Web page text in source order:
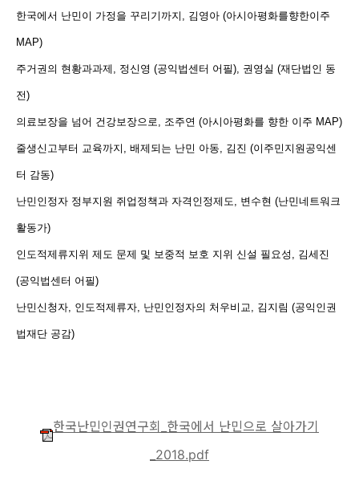
한국에서 난민이 가정을 꾸리기까지, 김영아 (아시아평화를향한이주
MAP)
주거권의 현황과과제, 정신영 (공익법센터 어필), 권영실 (재단법인 동
전)
의료보장을 넘어 건강보장으로, 조주연 (아시아평화를 향한 이주 MAP)
줄생신고부터 교육까지, 배제되는 난민 아동, 김진 (이주민지원공익센
터 감동)
난민인정자 정부지원 쥐업정책과 자격인정제도, 변수현 (난민네트워크
활동가)
인도적제류지위 제도 문제 및 보중적 보호 지위 신설 필요성, 김세진
(공익법센터 어필)
난민신청자, 인도적제류자, 난민인정자의 처우비교, 김지림 (공익인권
법재단 공감)
한국난민인권연구회_한국에서 난민으로 살아가기
_2018.pdf